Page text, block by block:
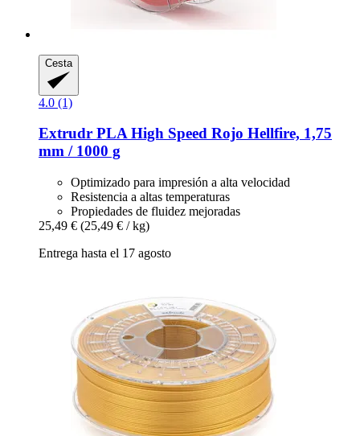
Cesta
4.0 (1)
Extrudr PLA High Speed Rojo Hellfire, 1,75
mm / 1000 g
Optimizado para impresión a alta velocidad
Resistencia a altas temperaturas
Propiedades de fluidez mejoradas
25,49 € (25,49 € / kg)
Entrega hasta el 17 agosto